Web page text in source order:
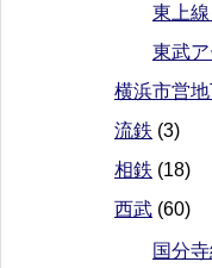
東上
東武
横浜市営
流鉄 (3)
相鉄 (18)
西武 (60)
国分